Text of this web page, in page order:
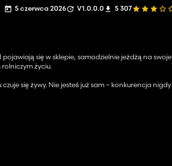
5 czerwca 2026 V1.0.0.0 5 307
się w sklepie, samodzielnie jeżdżą na swoje
życiu.
się żywy. Nie jesteś już sam – konkurencja nigdy